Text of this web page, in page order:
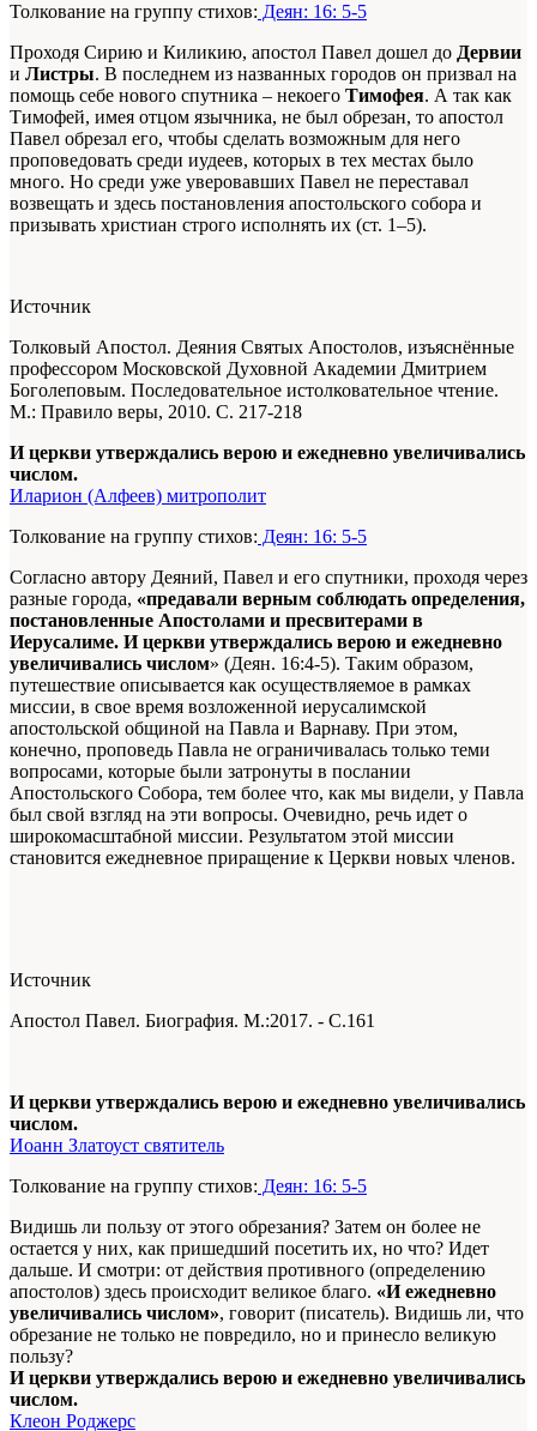
Толкование на группу стихов: Деян: 16: 5-5
Проходя Сирию и Киликию, апостол Павел дошел до Дервии
и Листры. В последнем из названных городов он призвал на
помощь себе нового спутника – некоего Тимофея. А так как
Тимофей, имея отцом язычника, не был обрезан, то апостол
Павел обрезал его, чтобы сделать возможным для него
проповедовать среди иудеев, которых в тех местах было
много. Но среди уже уверовавших Павел не переставал
возвещать и здесь постановления апостольского собора и
призывать христиан строго исполнять их (ст. 1–5).
Источник
Толковый Апостол. Деяния Святых Апостолов, изъяснённые
профессором Московской Духовной Академии Дмитрием
Боголеповым. Последовательное истолковательное чтение.
М.: Правило веры, 2010. С. 217-218
И церкви утверждались верою и ежедневно увеличивались
числом.
Иларион (Алфеев) митрополит
Толкование на группу стихов: Деян: 16: 5-5
Согласно автору Деяний, Павел и его спутники, проходя через
разные города, «предавали верным соблюдать определения,
постановленные Апостолами и пресвитерами в
Иерусалиме. И церкви утверждались верою и ежедневно
увеличивались числом» (Деян. 16:4-5). Таким образом,
путешествие описывается как осуществляемое в рамках
миссии, в свое время возложенной иерусалимской
апостольской общиной на Павла и Варнаву. При этом,
конечно, проповедь Павла не ограничивалась только теми
вопросами, которые были затронуты в послании
Апостольского Собора, тем более что, как мы видели, у Павла
был свой взгляд на эти вопросы. Очевидно, речь идет о
широкомасштабной миссии. Результатом этой миссии
становится ежедневное приращение к Церкви новых членов.
Источник
Апостол Павел. Биография. М.:2017. - С.161
И церкви утверждались верою и ежедневно увеличивались
числом.
Иоанн Златоуст святитель
Толкование на группу стихов: Деян: 16: 5-5
Видишь ли пользу от этого обрезания? Затем он более не
остается у них, как пришедший посетить их, но что? Идет
дальше. И смотри: от действия противного (определению
апостолов) здесь происходит великое благо. «И ежедневно
увеличивались числом», говорит (писатель). Видишь ли, что
обрезание не только не повредило, но и принесло великую
пользу?
И церкви утверждались верою и ежедневно увеличивались
числом.
Клеон Роджерс